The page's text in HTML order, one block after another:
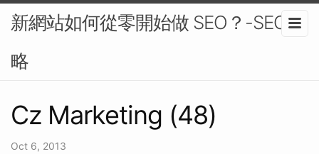
新網站如何從零開始做 SEO？-SEO策
略
Cz Marketing (48)
Oct 6, 2013